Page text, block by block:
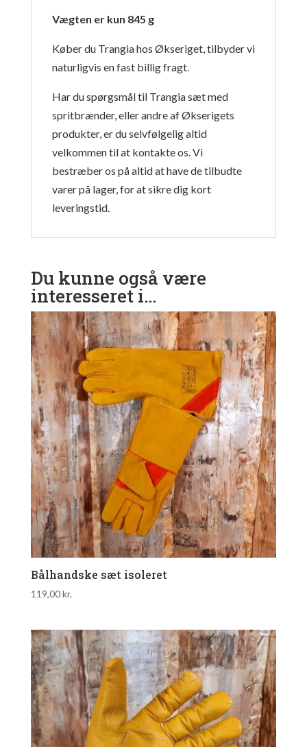
Vægten er kun 845 g
Køber du Trangia hos Økseriget, tilbyder vi
naturligvis en fast billig fragt.
Har du spørgsmål til Trangia sæt med
spritbrænder, eller andre af Økserigets
produkter, er du selvfølgelig altid
velkommen til at kontakte os. Vi
bestræber os på altid at have de tilbudte
varer på lager, for at sikre dig kort
leveringstid.
Du kunne også være
interesseret i…
Bålhandske sæt isoleret
119,00kr.